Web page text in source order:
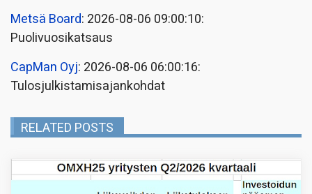
Metsä Board: 2026-08-06 09:00:10:
Puolivuosikatsaus
CapMan Oyj: 2026-08-06 06:00:16:
Tulosjulkistamisajankohdat
RELATED POSTS